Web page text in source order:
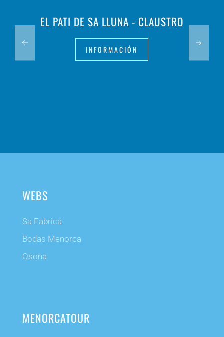
EL PATI DE SA LLUNA - CLAUSTRO
INFORMACIÓN
WEBS
Sa Fabrica
Bodas Menorca
Osona
MENORCATOUR